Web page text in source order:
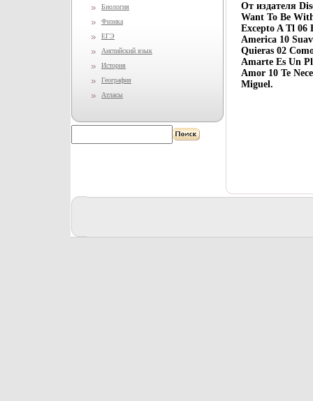
Биология
Физика
ЕГЭ
Английский язык
История
География
Атласы
От издателя
Want To Be
Excepto A Tl 06
America 10
Quieras 02
Amarte Es Un
Amor 10 Те
Miguel.